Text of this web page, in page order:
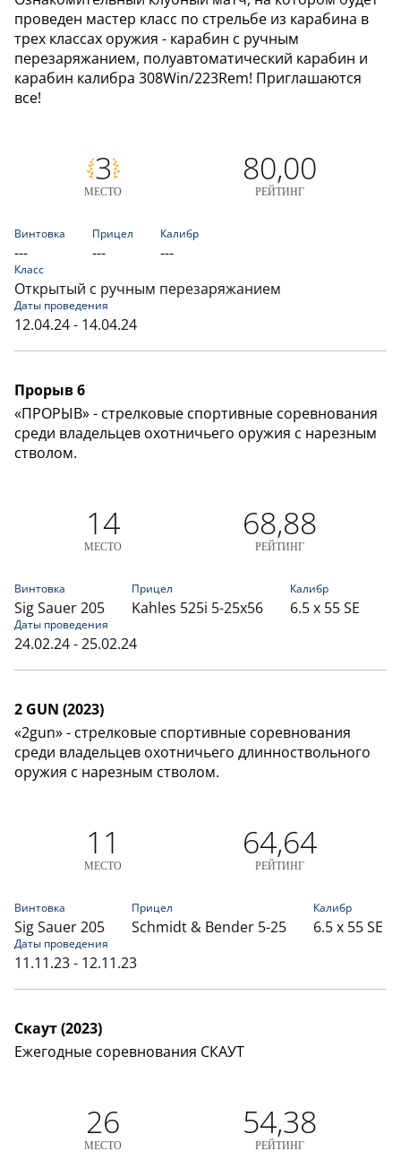
проведен мастер класс по стрельбе из карабина в
трех классах оружия - карабин с ручным
перезаряжанием, полуавтоматический карабин и
карабин калибра 308Win/223Rem! Приглашаются
все!
3
МЕСТО
80,00
РЕЙТИНГ
Винтовка
---
Прицел
---
Калибр
---
Класс
Открытый с ручным перезаряжанием
Даты проведения
12.04.24 - 14.04.24
Прорыв 6
«ПРОРЫВ» - стрелковые спортивные соревнования
среди владельцев охотничьего оружия с нарезным
стволом.
14
МЕСТО
68,88
РЕЙТИНГ
Винтовка
Sig Sauer 205
Прицел
Kahles 525i 5-25x56
Калибр
6.5 x 55 SE
Даты проведения
24.02.24 - 25.02.24
2 GUN (2023)
«2gun» - стрелковые спортивные соревнования
среди владельцев охотничьего длинноствольного
оружия с нарезным стволом.
11
МЕСТО
64,64
РЕЙТИНГ
Винтовка
Sig Sauer 205
Прицел
Schmidt & Bender 5-25
Калибр
6.5 x 55 SE
Даты проведения
11.11.23 - 12.11.23
Скаут (2023)
Ежегодные соревнования СКАУТ
26
МЕСТО
54,38
РЕЙТИНГ